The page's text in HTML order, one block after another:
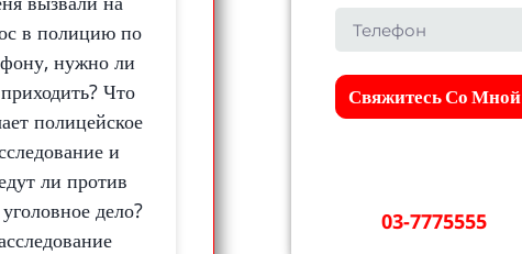
в полицию по
нужно ли
Что
полицейское
и
ли против
дело?
Свяжитесь Со Мной
03-7775555